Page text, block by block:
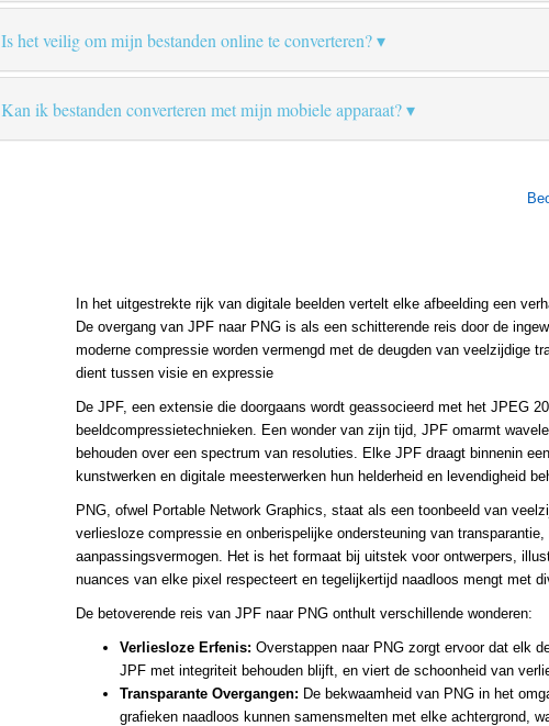
Is het veilig om mijn bestanden online te converteren?
Kan ik bestanden converteren met mijn mobiele apparaat?
In het uitgestrekte rijk van digitale beelden vertelt elke afbeelding een
De overgang van JPF naar PNG is als een schitterende reis door de
moderne compressie worden vermengd met de deugden van veelzijdige
dient tussen visie en expressie
De JPF, een extensie die doorgaans wordt geassocieerd met het JPEG
beeldcompressietechnieken. Een wonder van zijn tijd, JPF omarmt
behouden over een spectrum van resoluties. Elke JPF draagt binnenin
kunstwerken en digitale meesterwerken hun helderheid en levendigheid
PNG, ofwel Portable Network Graphics, staat als een toonbeeld van
verliesloze compressie en onberispelijke ondersteuning van
aanpassingsvermogen. Het is het formaat bij uitstek voor ontwerpers,
nuances van elke pixel respecteert en tegelijkertijd naadloos mengt met
De betoverende reis van JPF naar PNG onthult verschillende wonderen:
Verliesloze Erfenis: Overstappen naar PNG zorgt ervoor dat elk
JPF met integriteit behouden blijft, en viert de schoonheid van
Transparante Overgangen: De bekwaamheid van PNG in het
grafieken naadloos kunnen samensmelten met elke achtergrond,